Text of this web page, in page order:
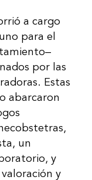
a cargo
para el
por las
Estas
abarcaron
un
y
y